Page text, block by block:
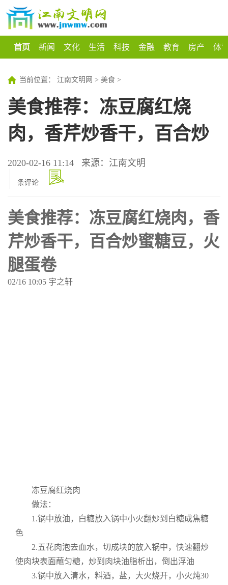
首页 新闻 文化 生活 科技 金融 教育 房产 体
当前位置： 江南文明网 > 美食 >
美食推荐：冻豆腐红烧
肉，香芹炒香干，百合炒
2020-02-16 11:14 来源：江南文明
条评论
美食推荐：冻豆腐红烧肉，香
芹炒香干，百合炒蜜糖豆，火
腿蛋卷
02/16 10:05 宇之轩
冻豆腐红烧肉
做法：
1.锅中放油，白糖放入锅中小火翻炒到白糖成焦糖
色
2.五花肉泡去血水，切成块的放入锅中，快速翻炒
使肉块表面蘸匀糖，炒到肉块油脂析出，倒出浮油
3.锅中放入清水，料酒，盐，大火烧开，小火炖30